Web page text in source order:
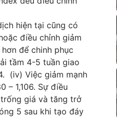
hiện tại cũng có
điều chỉnh giảm
để chinh phục
tầm 4-5 tuần giao
(iv) Việc giảm mạnh
– 1,106. Sự điều
giá và tăng trở
5 sau khi tạo đáy